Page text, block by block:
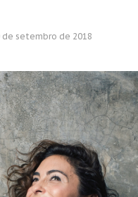
de setembro de 2018